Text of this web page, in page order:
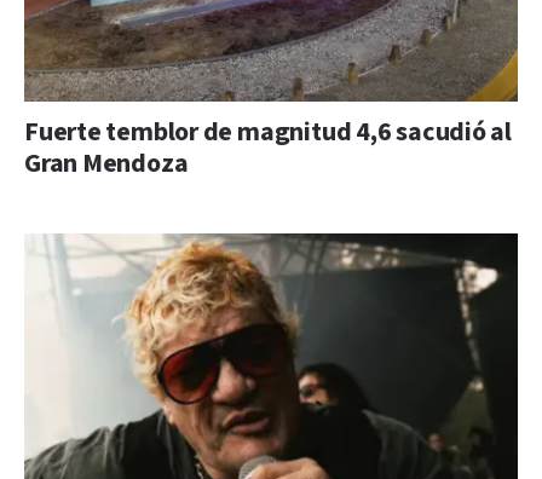
Fuerte temblor de magnitud 4,6 sacudió al
Gran Mendoza